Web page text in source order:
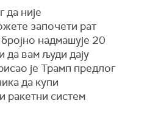
да није
започети рат
надмашује 20
да вам људи дају
је Трамп предлог
да купи
ракетни систем